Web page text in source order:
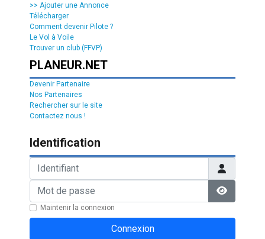
>> Ajouter une Annonce
Télécharger
Comment devenir Pilote ?
Le Vol à Voile
Trouver un club (FFVP)
PLANEUR.NET
Devenir Partenaire
Nos Partenaires
Rechercher sur le site
Contactez nous !
Identification
Identifiant
Mot de passe
Afficher
Maintenir la connexion
Connexion